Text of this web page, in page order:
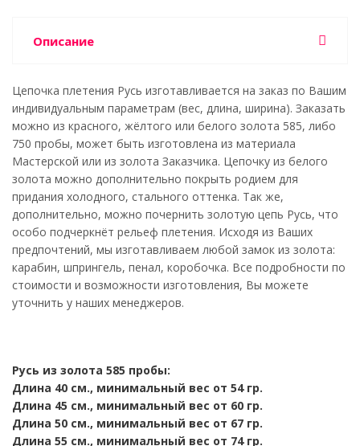
Описание
Цепочка плетения Русь изготавливается на заказ по Вашим
индивидуальным параметрам (вес, длина, ширина). Заказать
можно из красного, жёлтого или белого золота 585, либо
750 пробы, может быть изготовлена из материала
Мастерской или из золота Заказчика. Цепочку из белого
золота можно дополнительно покрыть родием для
придания холодного, стального оттенка. Так же,
дополнительно, можно почернить золотую цепь Русь, что
особо подчеркнёт рельеф плетения. Исходя из Ваших
предпочтений, мы изготавливаем любой замок из золота:
карабин, шпрингель, пенал, коробочка. Все подробности по
стоимости и возможности изготовления, Вы можете
уточнить у наших менеджеров.
Русь из золота 585 пробы:
Длина 40 см., минимальный вес от 54 гр.
Длина 45 см., минимальный вес от 60 гр.
Длина 50 см., минимальный вес от 67 гр.
Длина 55 см., минимальный вес от 74 гр.